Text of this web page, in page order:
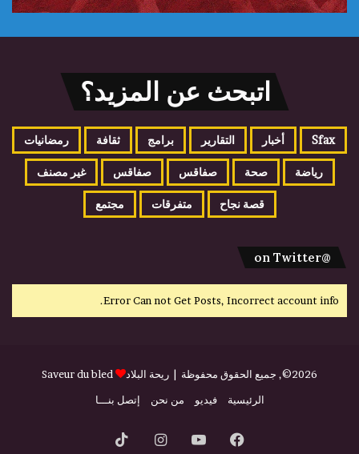
اتبحث عن المزيد؟
Sfax أخبار التقارير برامج ثقافة رمضانيات
رياضة صحة صفاقس صفاقس غير مصنف
قصة نجاح متفرقات مجتمع
@on Twitter
Error Can not Get Posts, Incorrect account info.
2026©, جميع الحقوق محفوظة | ريحة البلاد
Saveur du bled
الرئيسية
فيديو من نحن إتصل بنـــا
فيسبوكيوتيوبانستقرام